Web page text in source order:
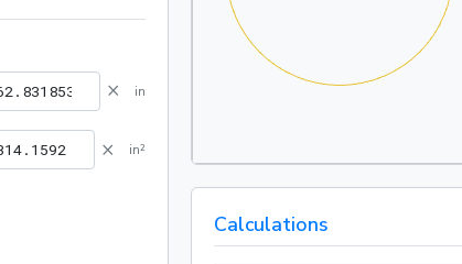
× in
× in²
Calculations